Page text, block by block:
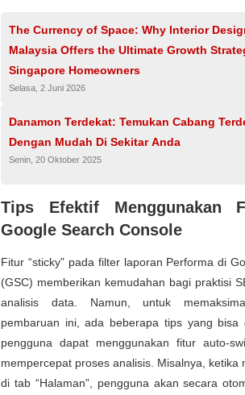
The Currency of Space: Why Interior
Malaysia Offers the Ultimate Growth
Singapore Homeowners
Selasa, 2 Juni 2026
Danamon Terdekat: Temukan Cabang
Dengan Mudah Di Sekitar Anda
Senin, 20 Oktober 2025
Tips Efektif Menggunakan
Google Search Console
Fitur “sticky” pada filter laporan Performa di
(GSC) memberikan kemudahan bagi praktisi
analisis data. Namun, untuk
pembaruan ini, ada beberapa tips yang bisa
pengguna dapat menggunakan fitur auto-
mempercepat proses analisis. Misalnya, ketika
di tab “Halaman”, pengguna akan secara